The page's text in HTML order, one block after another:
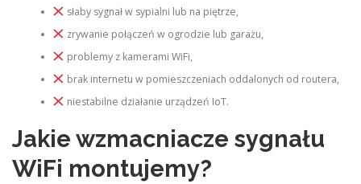
słaby sygnał w sypialni lub na piętrze,
zrywanie połączeń w ogrodzie lub garażu,
problemy z kamerami WiFi,
brak internetu w pomieszczeniach oddalonych od routera,
niestabilne działanie urządzeń IoT.
Jakie wzmacniacze sygnału
WiFi montujemy?